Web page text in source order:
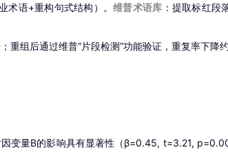
术语+重构句式结构）。维普术语库 ：提取标红段
组后通过维普“片段检测”功能验证，重复率下降
变量B的影响具有显著性（β=0.45, t=3.21,